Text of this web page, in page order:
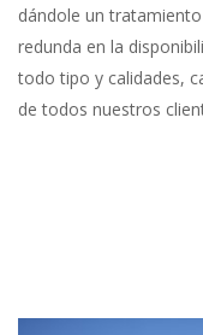
dándole un
redunda en la
todo tipo y calidades,
de todos nuestros